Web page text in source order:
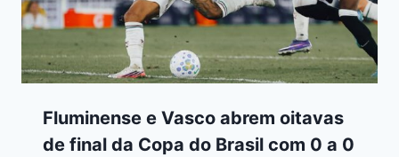
Fluminense e Vasco abrem oitavas
de final da Copa do Brasil com 0 a 0